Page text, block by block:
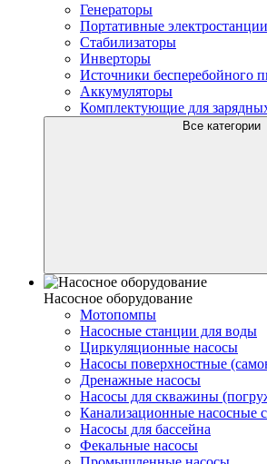
Генераторы
Портативные электростанции
Стабилизаторы
Инверторы
Источники бесперебойного
Аккумуляторы
Комплектующие для
Все категории
Насосное оборудование
Мотопомпы
Насосные станции для воды
Циркуляционные насосы
Насосы поверхностные
Дренажные насосы
Насосы для скважины
Канализационные насосные
Насосы для бассейна
Фекальные насосы